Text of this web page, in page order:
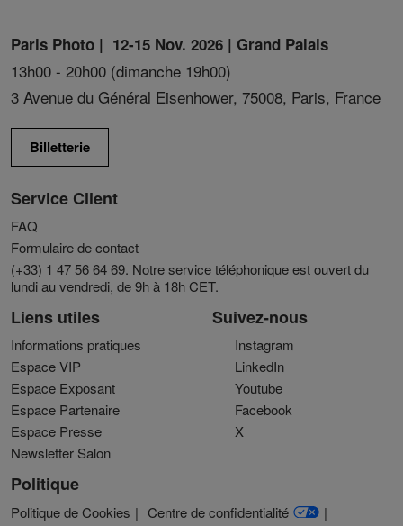
Paris Photo | 12-15 Nov. 2026 | Grand Palais
13h00 - 20h00 (dimanche 19h00)
3 Avenue du Général Eisenhower, 75008, Paris, France
Billetterie
Service Client
FAQ
Formulaire de contact
(+33) 1 47 56 64 69. Notre service téléphonique est ouvert du
lundi au vendredi, de 9h à 18h CET.
Liens utiles
Informations pratiques
Espace VIP
Espace Exposant
Espace Partenaire
Espace Presse
Newsletter Salon
Suivez-nous
Instagram
LinkedIn
Youtube
Facebook
X
Politique
Politique de Cookies
Centre de confidentialité